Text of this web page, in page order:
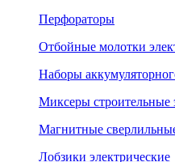
Перфораторы
Отбойные молотки
Наборы
Миксеры строительные
Магнитные
Лобзики электрические